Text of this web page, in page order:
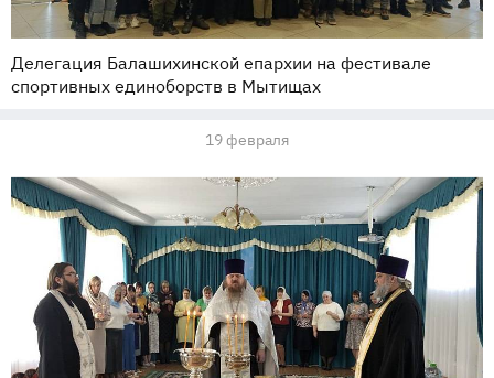
Делегация Балашихинской епархии на фестивале
спортивных единоборств в Мытищах
19 февраля